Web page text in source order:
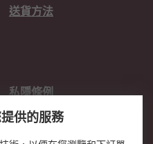
送貨方法
私隱條例
郵件安全
供的服務